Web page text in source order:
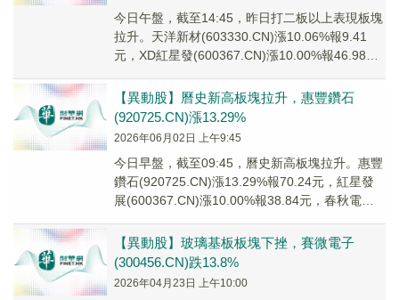
今日午盤，截至14:45，昨日打二板以上表現板塊
拉升。天洋新材(603330.CN)漲10.06%報9.41
元，XD紅星發(600367.CN)漲10.00%報46.98
【異動股】曆史新高板塊拉升，惠豐鑽石
(920725.CN)漲13.29%
2026年06月02日 上午9:45
今日早盤，截至09:45，曆史新高板塊拉升。惠豐
鑽石(920725.CN)漲13.29%報70.24元，紅星發
展(600367.CN)漲10.00%報38.84元，春秋電子
【異動股】玻璃基板板塊下挫，賽微電子
(300456.CN)跌13.8%
2026年04月23日 上午10:00